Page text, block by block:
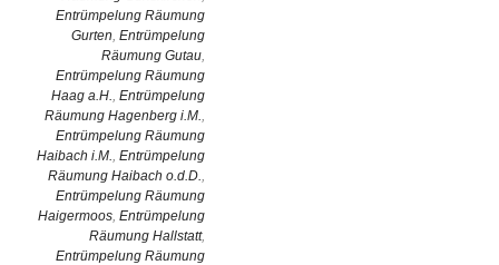
Entrümpelung Räumung
Gurten, Entrümpelung
Räumung Gutau,
Entrümpelung Räumung
Haag a.H., Entrümpelung
Räumung Hagenberg i.M.,
Entrümpelung Räumung
Haibach i.M., Entrümpelung
Räumung Haibach o.d.D.,
Entrümpelung Räumung
Haigermoos, Entrümpelung
Räumung Hallstatt,
Entrümpelung Räumung